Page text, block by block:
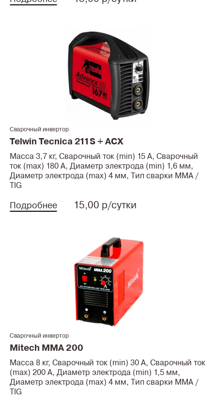
Сварочный инвертор
Telwin Tecnica 211S + ACX
Масса 3,7 кг, Сварочный ток (min) 15 А, Сварочный
ток (max) 180 А, Диаметр электрода (min) 1,6 мм,
Диаметр электрода (max) 4 мм, Тип сварки MMA /
TIG
Подробнее 15,00 р/сутки
Сварочный инвертор
Mitech MMA 200
Масса 8 кг, Сварочный ток (min) 30 А, Сварочный ток
(max) 200 А, Диаметр электрода (min) 1,5 мм,
Диаметр электрода (max) 4 мм, Тип сварки MMA /
TIG